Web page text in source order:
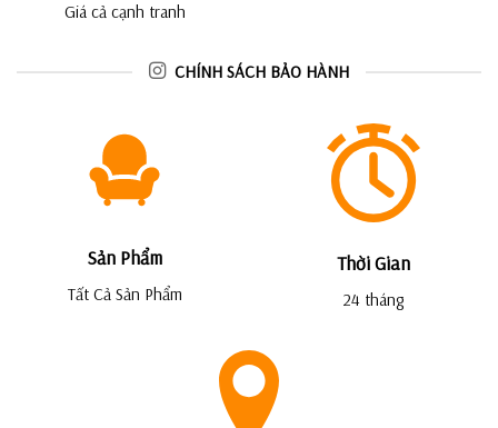
Giá cả cạnh tranh
CHÍNH SÁCH BẢO HÀNH
Sản Phẩm
Tất Cả Sản Phẩm
Thời Gian
24 tháng